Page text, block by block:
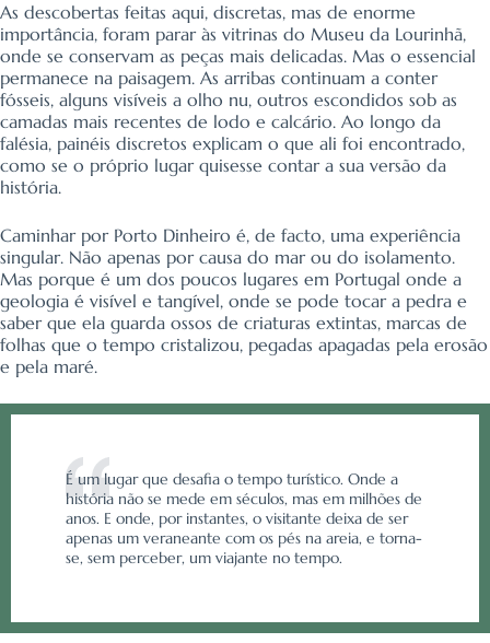
As descobertas feitas aqui, discretas, mas de enorme
importância, foram parar às vitrinas do Museu da Lourinhã,
onde se conservam as peças mais delicadas. Mas o essencial
permanece na paisagem. As arribas continuam a conter
fósseis, alguns visíveis a olho nu, outros escondidos sob as
camadas mais recentes de lodo e calcário. Ao longo da
falésia, painéis discretos explicam o que ali foi encontrado,
como se o próprio lugar quisesse contar a sua versão da
história.
Caminhar por Porto Dinheiro é, de facto, uma experiência
singular. Não apenas por causa do mar ou do isolamento.
Mas porque é um dos poucos lugares em Portugal onde a
geologia é visível e tangível, onde se pode tocar a pedra e
saber que ela guarda ossos de criaturas extintas, marcas de
folhas que o tempo cristalizou, pegadas apagadas pela erosão
e pela maré.
É um lugar que desafia o tempo turístico. Onde a
história não se mede em séculos, mas em milhões de
anos. E onde, por instantes, o visitante deixa de ser
apenas um veraneante com os pés na areia, e torna-
se, sem perceber, um viajante no tempo.